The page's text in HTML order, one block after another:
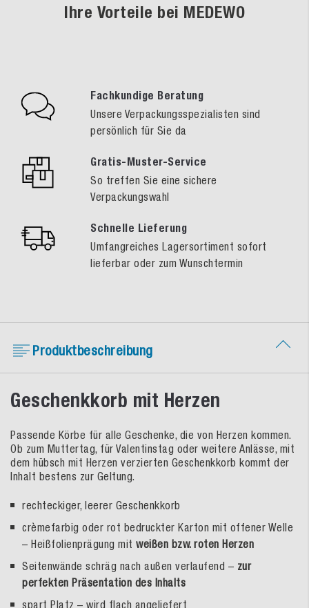
Ihre Vorteile bei MEDEWO
Fachkundige Beratung
Unsere Verpackungsspezialisten sind
persönlich für Sie da
Gratis-Muster-Service
So treffen Sie eine sichere
Verpackungswahl
Schnelle Lieferung
Umfangreiches Lagersortiment sofort
lieferbar oder zum Wunschtermin
Produktbeschreibung
Geschenkkorb mit Herzen
Passende Körbe für alle Geschenke, die von Herzen kommen.
Ob zum Muttertag, für Valentinstag oder weitere Anlässe, mit
dem hübsch mit Herzen verzierten Geschenkkorb kommt der
Inhalt bestens zur Geltung.
rechteckiger, leerer Geschenkkorb
crèmefarbig oder rot bedruckter Karton mit offener Welle
– Heißfolienprägung mit weißen bzw. roten Herzen
Seitenwände schräg nach außen verlaufend – zur
perfekten Präsentation des Inhalts
spart Platz – wird flach angeliefert